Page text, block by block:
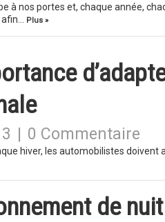
à nos portes et, chaque année,
Plus »
0 Commentaire
hiver, les automobilistes
de